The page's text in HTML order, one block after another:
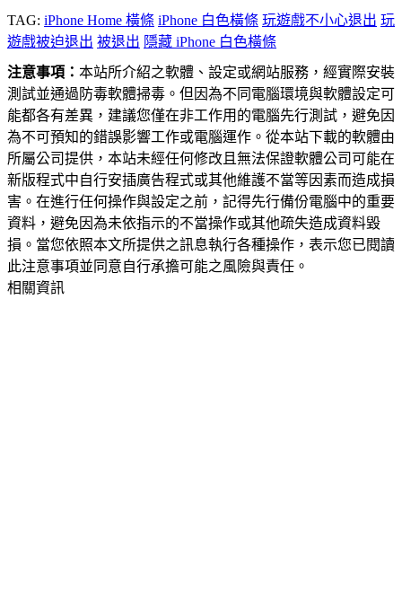
TAG: iPhone Home 橫條 iPhone 白色橫條 玩遊戲不小心退出 玩
遊戲被迫退出 被退出 隱藏 iPhone 白色橫條
注意事項： 本站所介紹之軟體、設定或網站服務，經實際安裝
測試並通過防毒軟體掃毒。但因為不同電腦環境與軟體設定可
能都各有差異，建議您僅在非工作用的電腦先行測試，避免因
為不可預知的錯誤影響工作或電腦運作。從本站下載的軟體由
所屬公司提供，本站未經任何修改且無法保證軟體公司可能在
新版程式中自行安插廣告程式或其他維護不當等因素而造成損
害。在進行任何操作與設定之前，記得先行備份電腦中的重要
資料，避免因為未依指示的不當操作或其他疏失造成資料毀
損。當您依照本文所提供之訊息執行各種操作，表示您已閱讀
此注意事項並同意自行承擔可能之風險與責任。
相關資訊